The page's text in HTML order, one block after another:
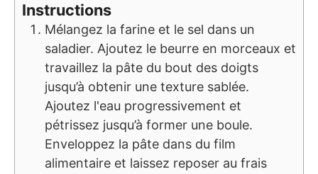
Instructions
Mélangez la farine et le sel dans un
saladier. Ajoutez le beurre en morceaux et
travaillez la pâte du bout des doigts
jusqu’à obtenir une texture sablée.
Ajoutez l'eau progressivement et
pétrissez jusqu’à former une boule.
Enveloppez la pâte dans du film
alimentaire et laissez reposer au frais